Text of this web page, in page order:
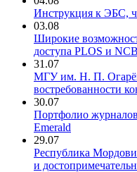
Инструкция к ЭБС,
03.08
Широкие
доступа PLOS и
31.07
МГУ им. Н. П.
востребованности
30.07
Портфолио
Emerald
29.07
Республика
и